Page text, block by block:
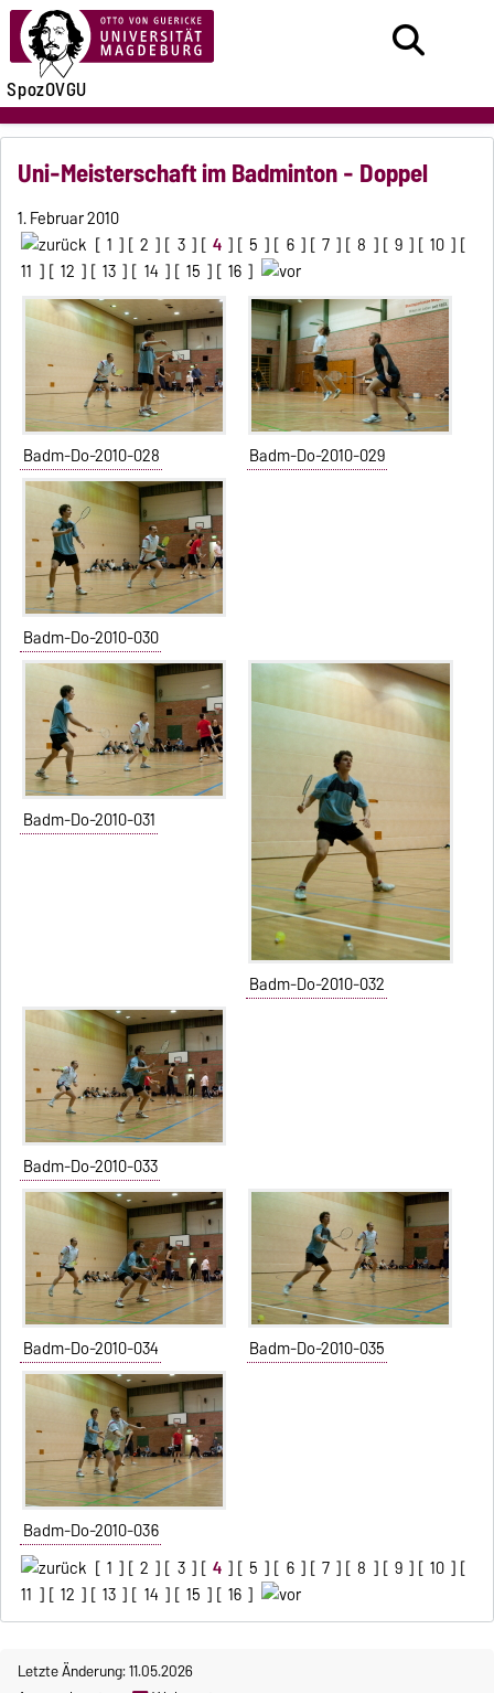
SpozOVGU
Uni-Meisterschaft im Badminton - Doppel
1. Februar 2010
[ 1 ] [ 2 ] [ 3 ] [ 4 ] [ 5 ] [ 6 ] [ 7 ] [ 8 ] [ 9 ] [ 10 ] [
11 ] [ 12 ] [ 13 ] [ 14 ] [ 15 ] [ 16 ]
Badm-Do-2010-028 Badm-Do-2010-029
Badm-Do-2010-030
Badm-Do-2010-031
Badm-Do-2010-032
Badm-Do-2010-033
Badm-Do-2010-034 Badm-Do-2010-035
Badm-Do-2010-036
[ 1 ] [ 2 ] [ 3 ] [ 4 ] [ 5 ] [ 6 ] [ 7 ] [ 8 ] [ 9 ] [ 10 ] [
11 ] [ 12 ] [ 13 ] [ 14 ] [ 15 ] [ 16 ]
Letzte Änderung: 11.05.2026